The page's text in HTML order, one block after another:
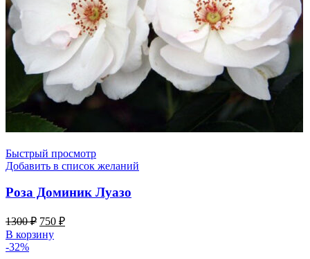
Быстрый просмотр
Добавить в список желаний
Роза Доминик Луазо
1300₽ Первоначальная
цена
составляла
750 ₽Текущая
В корзину
-32%